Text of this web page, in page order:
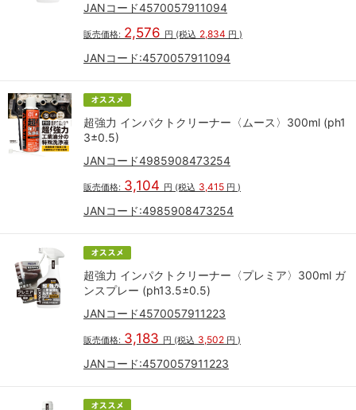
JANコード4570057911094
販売価格: 2,576 円 (税込 2,834 円 )
JANコード:4570057911094
超強力 インパクトクリーナー〈ムース〉300ml (ph1
3±0.5)
JANコード4985908473254
販売価格: 3,104 円 (税込 3,415 円 )
JANコード:4985908473254
超強力 インパクトクリーナー〈プレミア〉300ml ガ
ンスプレー (ph13.5±0.5)
JANコード4570057911223
販売価格: 3,183 円 (税込 3,502 円 )
JANコード:4570057911223